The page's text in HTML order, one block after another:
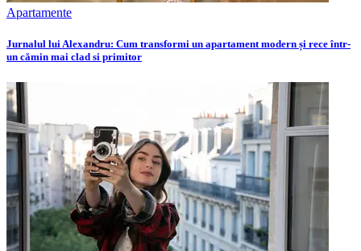
Apartamente
Jurnalul lui Alexandru: Cum transformi un apartament modern și rece într-
un cămin mai clad si primitor